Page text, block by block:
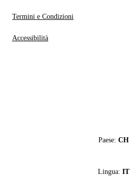
Termini e Condizioni
Accessibilità
Paese: CH
Lingua: IT